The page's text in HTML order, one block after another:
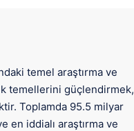
temel araştırma ve
temellerini güçlendirmek,
Toplamda 95.5 milyar
en iddialı araştırma ve